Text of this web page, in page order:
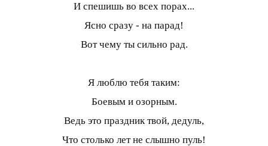
И спешишь во всех порах...
Ясно сразу - на парад!
Вот чему ты сильно рад.
Я люблю тебя таким:
Боевым и озорным.
Ведь это праздник твой, дедуль,
Что столько лет не слышно пуль!